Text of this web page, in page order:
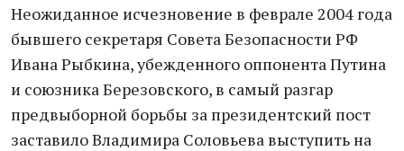
Неожиданное исчезновение в феврале 2004 года
бывшего секретаря Совета Безопасности РФ
Ивана Рыбкина, убежденного оппонента Путина
и союзника Березовского, в самый разгар
предвыборной борьбы за президентский пост
заставило Владимира Соловьева выступить на